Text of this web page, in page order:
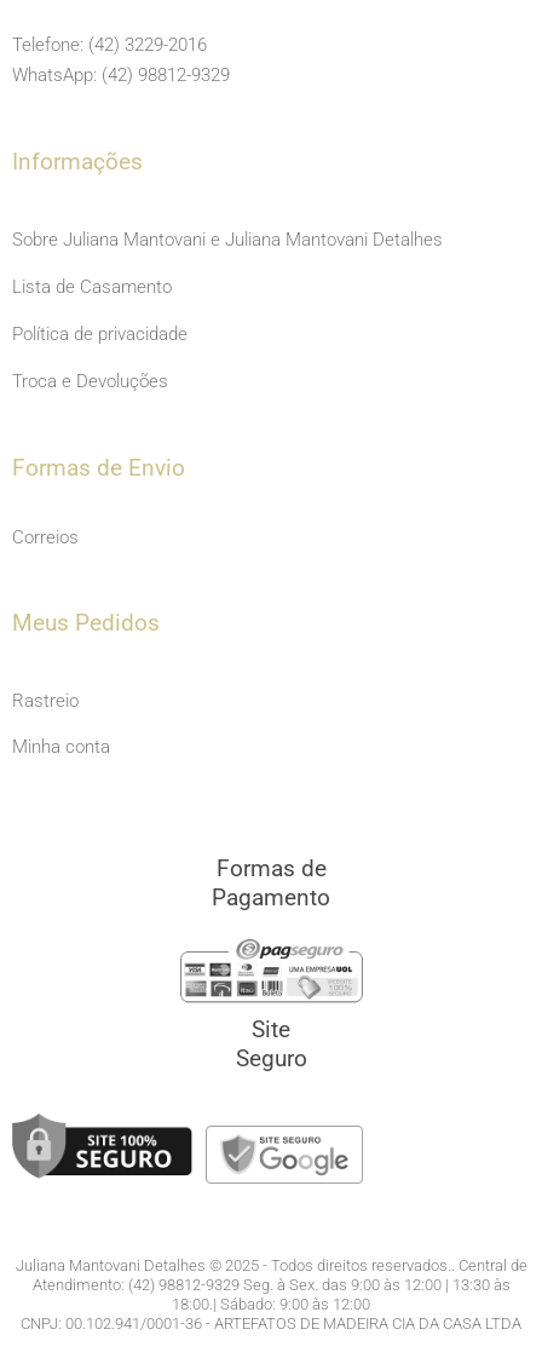
o
o
g
r
m
b
e
Telefone: (42) 3229-2016
WhatsApp: (42) 98812-9329
Informações
Sobre Juliana Mantovani e Juliana Mantovani Detalhes
Lista de Casamento
Política de privacidade
Troca e Devoluções
Formas de Envio
Correios
Meus Pedidos
Rastreio
Minha conta
Formas de
Pagamento
Site
Seguro
Juliana Mantovani Detalhes © 2025 - Todos direitos reservados.. Central de
Atendimento: (42) 98812-9329 Seg. à Sex. das 9:00 às 12:00 | 13:30 às
18:00.| Sábado: 9:00 às 12:00
CNPJ: 00.102.941/0001-36 - ARTEFATOS DE MADEIRA CIA DA CASA LTDA